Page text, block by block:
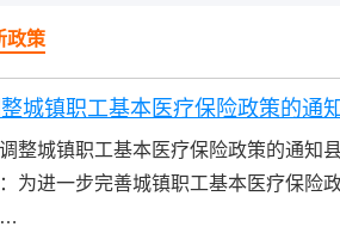
政策
城镇职工基本医疗保险政策的通知
整城镇职工基本医疗保险政策的通知
为进一步完善城镇职工基本医疗保险